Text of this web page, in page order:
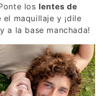
los lentes de
maquillaje y ¡dile
a la base manchada!